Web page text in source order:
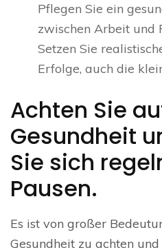
Pflegen Sie ein
zwischen Arbeit und
Setzen Sie
Erfolge, auch die
Achten Sie
Gesundheit
Sie sich
Pausen.
Es ist von großer
Gesundheit zu achten